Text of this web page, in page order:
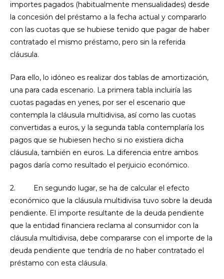
importes pagados (habitualmente mensualidades) desde
la concesión del préstamo a la fecha actual y compararlo
con las cuotas que se hubiese tenido que pagar de haber
contratado el mismo préstamo, pero sin la referida
cláusula.
Para ello, lo idóneo es realizar dos tablas de amortización,
una para cada escenario. La primera tabla incluiría las
cuotas pagadas en yenes, por ser el escenario que
contempla la cláusula multidivisa, así como las cuotas
convertidas a euros, y la segunda tabla contemplaría los
pagos que se hubiesen hecho si no existiera dicha
cláusula, también en euros. La diferencia entre ambos
pagos daría como resultado el perjuicio económico.
2. En segundo lugar, se ha de calcular el efecto
económico que la cláusula multidivisa tuvo sobre la deuda
pendiente. El importe resultante de la deuda pendiente
que la entidad financiera reclama al consumidor con la
cláusula multidivisa, debe compararse con el importe de la
deuda pendiente que tendría de no haber contratado el
préstamo con esta cláusula.